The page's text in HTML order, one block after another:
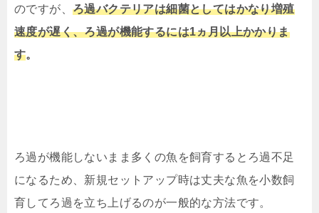
のですが、 ろ過バクテリアは細菌としてはかなり増殖
速度が遅く、ろ過が機能するには1ヵ月以上かかりま
す。
ろ過が機能しないまま多くの魚を飼育するとろ過不足
になるため、 新規セットアップ時は丈夫な魚を小数飼
育してろ過を立ち上げるのが一般的な方法です。